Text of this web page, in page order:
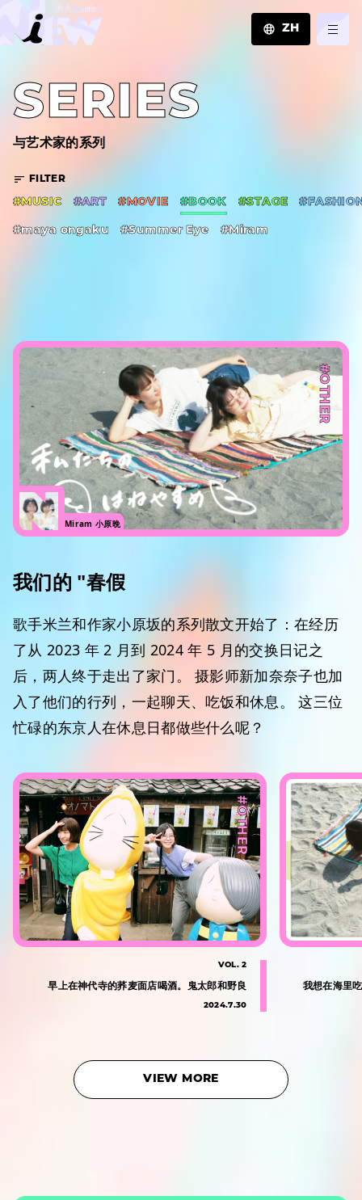
ZH
SERIES
与艺术家的系列
FILTER
#MUSIC #ART #MOVIE #BOOK #STAGE
#maya ongaku #Summer Eye #Miram
#OTHER
Miram 小原晩
我们的 "春假
歌手米兰和作家小原坂的系列散文开始了：在经历
了从 2023 年 2 月到 2024 年 5 月的交换日记之
后，两人终于走出了家门。 摄影师新加奈奈子也加
入了他们的行列，一起聊天、吃饭和休息。 这三位
忙碌的东京人在休息日都做些什么呢？
#OTHER
VOL. 2
早上在神代寺的荞麦面店喝酒。鬼太郎和野良
2024.7.30
我想在海里
VIEW MORE